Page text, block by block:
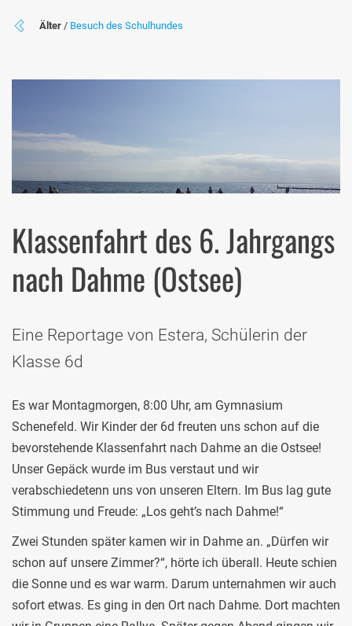
Älter / Besuch des Schulhundes
Klassenfahrt des 6. Jahrgangs
nach Dahme (Ostsee)
Eine Reportage von Estera, Schülerin der
Klasse 6d
Es war Montagmorgen, 8:00 Uhr, am Gymnasium
Schenefeld. Wir Kinder der 6d freuten uns schon auf die
bevorstehende Klassenfahrt nach Dahme an die Ostsee!
Unser Gepäck wurde im Bus verstaut und wir
verabschiedetenn uns von unseren Eltern. Im Bus lag gute
Stimmung und Freude: „Los geht’s nach Dahme!“
Zwei Stunden später kamen wir in Dahme an. „Dürfen wir
schon auf unsere Zimmer?“, hörte ich überall. Heute schien
die Sonne und es war warm. Darum unternahmen wir auch
sofort etwas. Es ging in den Ort nach Dahme. Dort machten